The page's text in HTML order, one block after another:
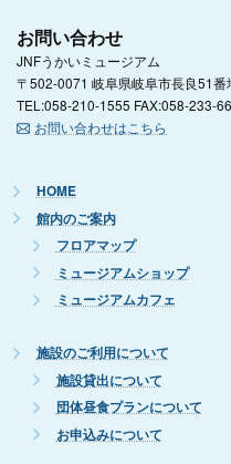
お問い合わせ
JNFうかいミュージアム
〒502-0071 岐阜県岐阜市長良51番
TEL:058-210-1555 FAX:058-233-
お問い合わせはこちら
HOME
館内のご案内
フロアマップ
ミュージアムショップ
ミュージアムカフェ
施設のご利用について
施設貸出について
団体昼食プランについて
お申込みについて